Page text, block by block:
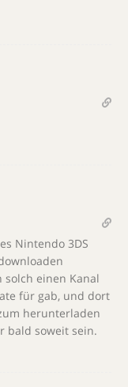
Nintendo 3DS
solch einen Kanal
für gab, und dort
herunterladen
bald soweit sein.